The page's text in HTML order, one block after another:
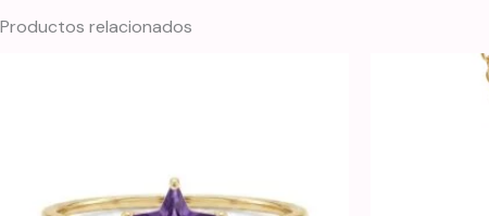
Productos relacionados